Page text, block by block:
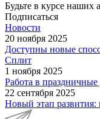
Будьте в курсе наших
Подписаться
Новости
20 ноября 2025
Доступны новые
Сплит
1 ноября 2025
Работа в
22 сентября 2025
Новый этап